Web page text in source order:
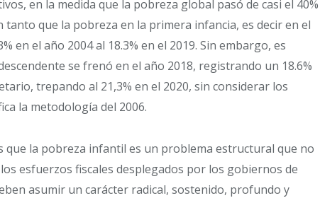
en la medida que la pobreza global pasó de casi el 40%
tanto que la pobreza en la primera infancia, es decir en el
en el año 2004 al 18.3% en el 2019. Sin embargo, es
se frenó en el año 2018, registrando un 18.6%
trepando al 21,3% en el 2020, sin considerar los
la metodología del 2006.
que la pobreza infantil es un problema estructural que no
esfuerzos fiscales desplegados por los gobiernos de
asumir un carácter radical, sostenido, profundo y